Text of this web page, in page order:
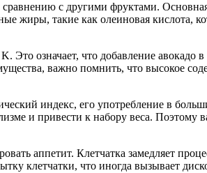
с другими фруктами.
такие как олеиновая кислота,
означает, что добавление авокадо
важно помнить, что высокое
индекс, его употребление в
и привести к набору веса. Поэтому
аппетит. Клетчатка замедляет
клетчатки, что иногда вызывает